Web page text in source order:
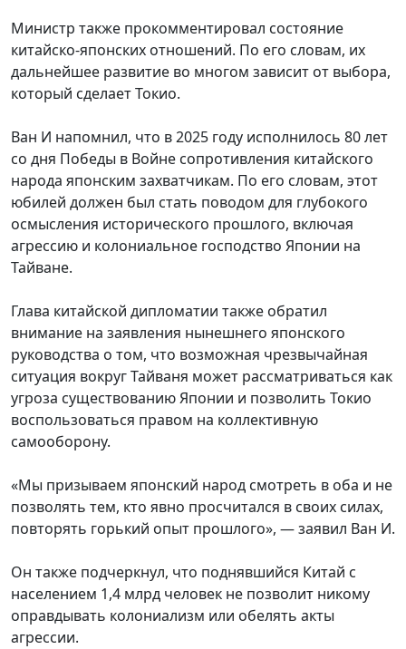
Министр также прокомментировал состояние
китайско-японских отношений. По его словам, их
дальнейшее развитие во многом зависит от выбора,
который сделает Токио.
Ван И напомнил, что в 2025 году исполнилось 80 лет
со дня Победы в Войне сопротивления китайского
народа японским захватчикам. По его словам, этот
юбилей должен был стать поводом для глубокого
осмысления исторического прошлого, включая
агрессию и колониальное господство Японии на
Тайване.
Глава китайской дипломатии также обратил
внимание на заявления нынешнего японского
руководства о том, что возможная чрезвычайная
ситуация вокруг Тайваня может рассматриваться как
угроза существованию Японии и позволить Токио
воспользоваться правом на коллективную
самооборону.
«Мы призываем японский народ смотреть в оба и не
позволять тем, кто явно просчитался в своих силах,
повторять горький опыт прошлого», — заявил Ван И.
Он также подчеркнул, что поднявшийся Китай с
населением 1,4 млрд человек не позволит никому
оправдывать колониализм или обелять акты
агрессии.